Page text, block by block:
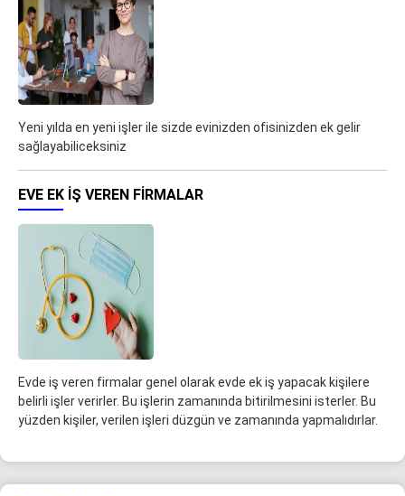
Yeni yılda en yeni işler ile sizde evinizden ofisinizden ek gelir
sağlayabiliceksiniz
EVE EK IŞ VEREN FIRMALAR
Evde iş veren firmalar genel olarak evde ek iş yapacak kişilere
belirli işler verirler. Bu işlerin zamanında bitirilmesini isterler. Bu
yüzden kişiler, verilen işleri düzgün ve zamanında yapmalıdırlar.